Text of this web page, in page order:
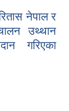
नेपाल र
उथ्थान
गरिएका